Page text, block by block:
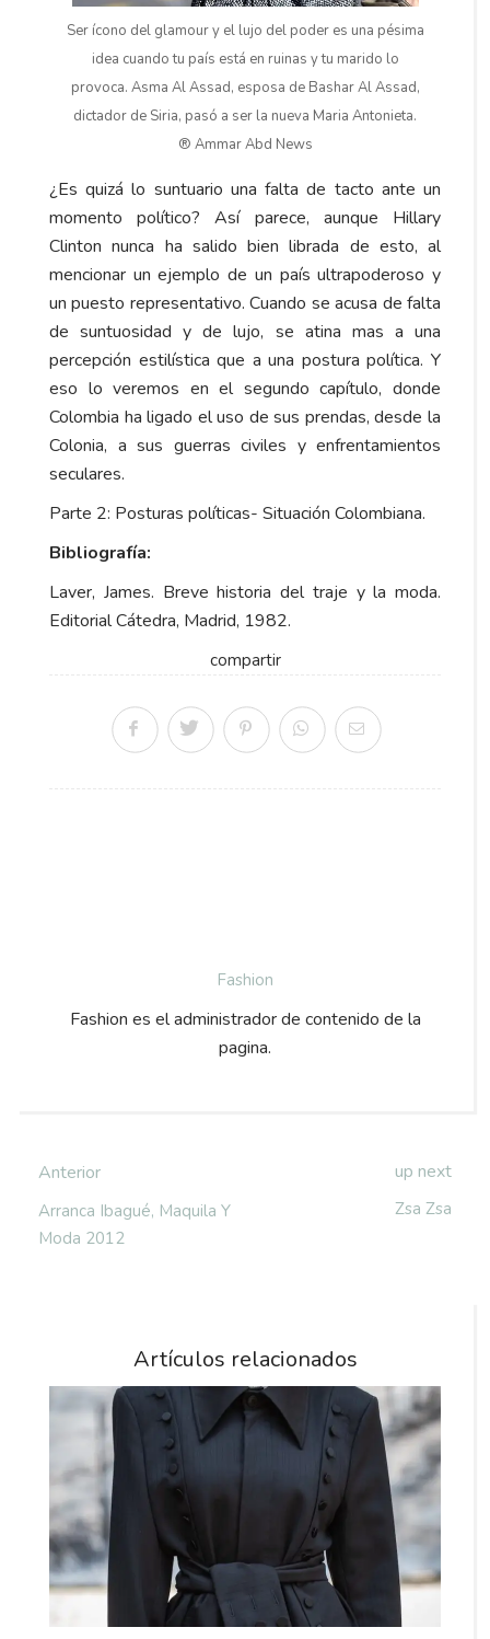
Ser ícono del glamour y el lujo del poder es una pésima
idea cuando tu país está en ruinas y tu marido lo
provoca. Asma Al Assad, esposa de Bashar Al Assad,
dictador de Siria, pasó a ser la nueva Maria Antonieta.
® Ammar Abd News
¿Es quizá lo suntuario una falta de tacto ante un
momento político? Así parece, aunque Hillary
Clinton nunca ha salido bien librada de esto, al
mencionar un ejemplo de un país ultrapoderoso y
un puesto representativo. Cuando se acusa de falta
de suntuosidad y de lujo, se atina mas a una
percepción estilística que a una postura política. Y
eso lo veremos en el segundo capítulo, donde
Colombia ha ligado el uso de sus prendas, desde la
Colonia, a sus guerras civiles y enfrentamientos
seculares.
Parte 2: Posturas políticas- Situación Colombiana.
Bibliografía:
Laver, James. Breve historia del traje y la moda.
Editorial Cátedra, Madrid, 1982.
compartir
Fashion
Fashion es el administrador de contenido de la
pagina.
Anterior
Arranca Ibagué, Maquila Y
Moda 2012
up next
Zsa Zsa
Artículos relacionados